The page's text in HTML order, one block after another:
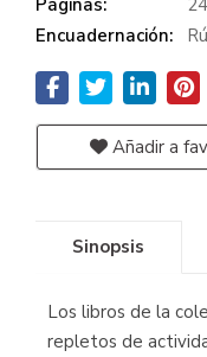
Encuadernación:
Añadir a
Sinopsis
Los libros de la
repletos de